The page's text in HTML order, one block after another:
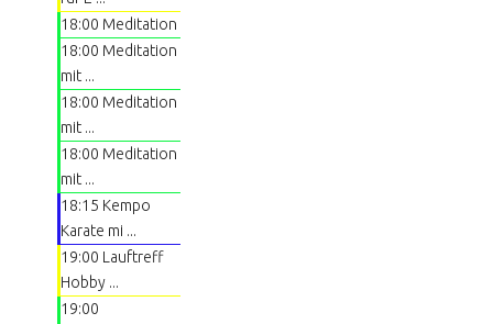
18:00 Meditation
18:00 Meditation
mit ...
18:00 Meditation
mit ...
18:00 Meditation
mit ...
18:15 Kempo
Karate mi ...
19:00 Lauftreff
Hobby ...
19:00